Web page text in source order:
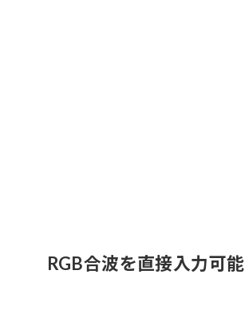
RGB合波を直接入力可能